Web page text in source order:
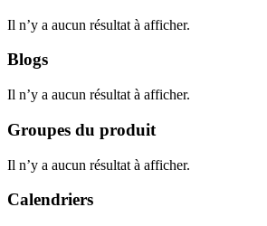
Il n’y a aucun résultat à afficher.
Blogs
Il n’y a aucun résultat à afficher.
Groupes du produit
Il n’y a aucun résultat à afficher.
Calendriers